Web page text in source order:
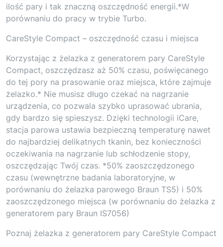
ilość pary i tak znaczną oszczędność energii.*W
porównaniu do pracy w trybie Turbo.
CareStyle Compact – oszczędność czasu i miejsca
Korzystając z żelazka z generatorem pary CareStyle
Compact, oszczędzasz aż 50% czasu, poświęcanego
do tej pory na prasowanie oraz miejsca, które zajmuje
żelazko.* Nie musisz długo czekać na nagrzanie
urządzenia, co pozwala szybko uprasować ubrania,
gdy bardzo się spieszysz. Dzięki technologii iCare,
stacja parowa ustawia bezpieczną temperaturę nawet
do najbardziej delikatnych tkanin, bez konieczności
oczekiwania na nagrzanie lub schłodzenie stopy,
oszczędzając Twój czas. *50% zaoszczędzonego
czasu (wewnętrzne badania laboratoryjne, w
porównaniu do żelazka parowego Braun TS5) i 50%
zaoszczędzonego miejsca (w porównaniu do żelazka z
generatorem pary Braun IS7056)
Poznaj żelazka z generatorem pary CareStyle Compact